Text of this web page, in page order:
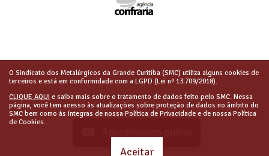
O Sindicato dos Metalúrgicos da Grande Curitiba (SMC) utiliza alguns cookies de
terceiros e está em conformidade com a LGPD (Lei nº 13.709/2018).
CLIQUE AQUI e saiba mais sobre o tratamento de dados feito pelo SMC. Nessa
página, você tem acesso às atualizações sobre proteção de dados no âmbito do
SMC bem como às íntegras de nossa Política de Privacidade e de nossa Política
de Cookies.
Aceitar